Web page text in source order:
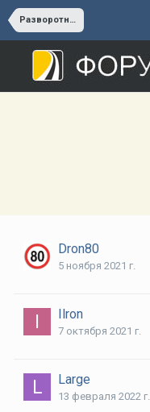
Разворотная эстакада с пр-та Генерала Дорохова (ЮДКП) к ТПУ «Аминьевское»
Dron80
5 ноября 2021 г.
Ilron
7 октября 2021 г.
Large
13 февраля 2022 г.